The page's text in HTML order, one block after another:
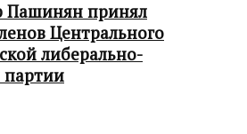
Пашинян принял
Центрального
либерально-
партии